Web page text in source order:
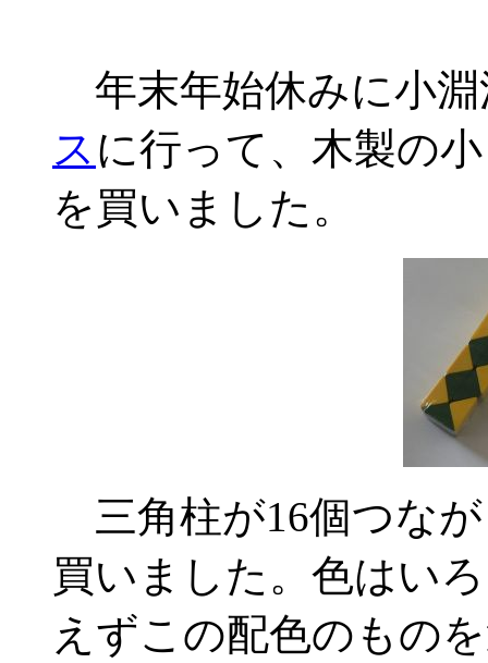
年末年始休みに小
ス に行って、木製の
を買いました。
三角柱が16個つな
買いました。色はい
えずこの配色のもの